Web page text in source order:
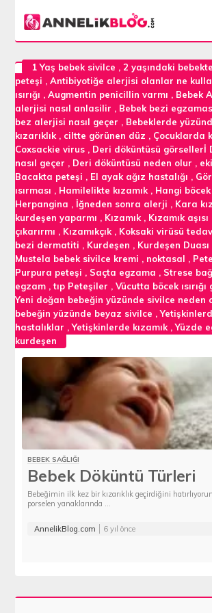
1 Yaş bebek sivilce ,2 yaşındaki
peteşi ,Antibiyotiğe alerjisi olanlar ne
ısırığı ,Augmentin penicillin varmı , Bebek
alerjisi nasıl anlasilir , Bebek bezi
bez alerjisi nasıl geçer , Bebeklerde
kızarıklık , ciltte görünen düz , Çocuklarda
Coxsackie virus , Deri döküntüsü görsellerİ
nasıl geçer , Deri döküntüsü neden olur ,
Bacakta peteşi , El ayak ağız hastalığı ,
ısırması , Hamilelikte kızamık , Hangi böcek
Herpangina , İğneden sonra alerji , Kara
kurdeşen yaparmı , Kızamık , Kızamık
çıkarırmı , Kızamıkçık , Koksaki virüsü
bezi dermatiti , Kurdeşen , Kurdeşen Duası
Mustela bebek sivilce kremi , noktasal ,
Purpura peteşi , Saçta egzama , Strese
egzam ,tıp Peteşiler ,Vücutta böcek
Yeni doğan bebeğin yüzünde sivilce neden
bebeğin yüzünde beyaz sivilce ,
hastalıklar ,Yetişkinlerde kızamık ,Yüzde
kurdeşen
BEBEK SAĞLIĞI
Bebek Döküntü Türleri
Bebeğimin ilk kez bir kızarıklık geçirdiğini
porselen yanaklarında ...
AnnelikBlog.com 6 yıl önce